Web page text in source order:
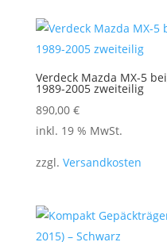
Verdeck Mazda MX-5
1989-2005 zweiteilig
890,00 €
inkl. 19 % MwSt.
zzgl. Versandkosten